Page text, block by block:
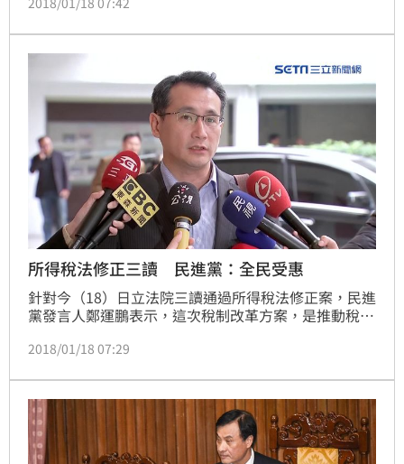
發展，讓產業轉型升級，並提高國人整體薪資水準，達
要的關鍵。他並感謝立法院長蘇嘉全、副院長蔡其昌，
以及朝野立委們的辛勞與努力，讓此次稅改方案順利在
立法院三讀通過。
所得稅法修正三讀 民進黨：全民受惠
針對今（18）日立法院三讀通過所得稅法修正案，民進
黨發言人鄭運鵬表示，這次稅制改革方案，是推動稅制
利所得課稅新制及廢除兩稅合一部分設算扣抵制，減輕
而提升投資台灣意願，創造經濟利益，充分發揮了「有
濟無劫、合理分配、全民受惠」的效果。
2018/01/18 07:29